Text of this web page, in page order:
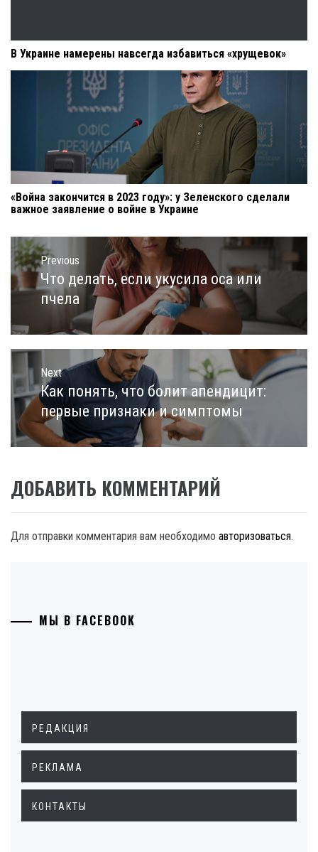
В Украине намерены навсегда избавиться «хрущевок»
«Война закончится в 2023 году»: у Зеленского сделали
важное заявление о войне в Украине
Навигация
по
записям
Previous
Previous
post:
Что делать, если укусила оса или
пчела
Next
Next
post:
Как понять, что болит апендицит:
первые признаки и симптомы
ДОБАВИТЬ КОММЕНТАРИЙ
Для отправки комментария вам необходимо авторизоваться.
МЫ В FACEBOOK
РЕДАКЦИЯ
РЕКЛАМА
КОНТАКТЫ